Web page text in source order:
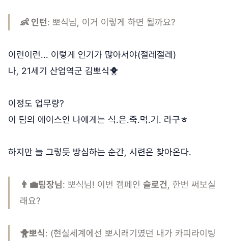
👶 인턴: 뽀식님, 이거 이렇게 하면 될까요?
이런이런... 이렇게 인기가 많아서야(절레절레)
나, 21세기 산업역군 김뽀식🐥
이정도 업무량?
이 팀의 에이스인 나에게는 식.은.죽.먹.기. 라구ㅎ
하지만 늘 그렇듯 방심하는 순간, 시련은 찾아온다.
👨‍💼팀장님: 뽀식님! 이번 캠페인 슬로건, 한번 써보실
래요?
🐥뽀식: (현실세계에선 뽀시래기였던 내가 카피라이팅